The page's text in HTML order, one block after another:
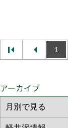
1
アーカイブ